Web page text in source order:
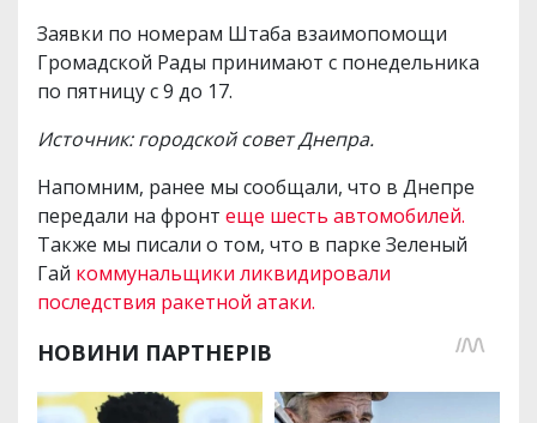
Заявки по номерам Штаба взаимопомощи
Громадской Рады принимают с понедельника
по пятницу с 9 до 17.
Источник: городской совет Днепра.
Напомним, ранее мы сообщали, что в Днепре
передали на фронт еще шесть автомобилей.
Также мы писали о том, что в парке Зеленый
Гай коммунальщики ликвидировали
последствия ракетной атаки.